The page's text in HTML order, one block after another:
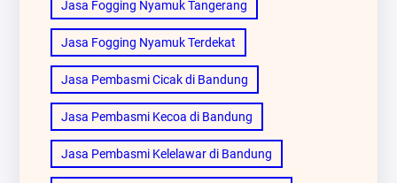
Jasa Fogging Nyamuk Tangerang
Jasa Fogging Nyamuk Terdekat
Jasa Pembasmi Cicak di Bandung
Jasa Pembasmi Kecoa di Bandung
Jasa Pembasmi Kelelawar di Bandung